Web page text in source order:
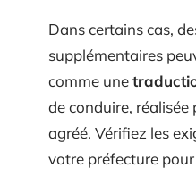
Dans certains cas,
supplémentaires
comme une
de conduire,
agréé. Vérifiez les
votre préfecture